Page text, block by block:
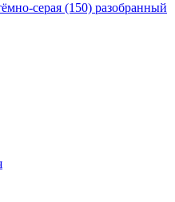
серая (150) разобранный